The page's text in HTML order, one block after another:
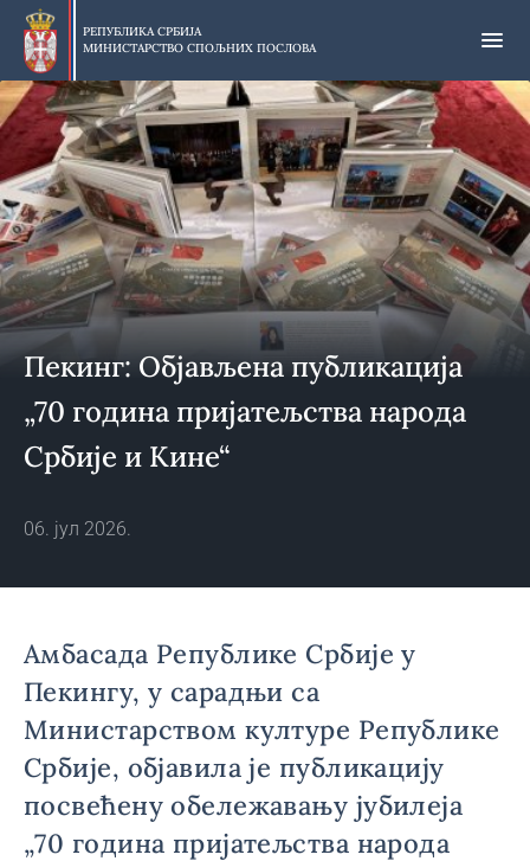
Прескочи
главни
део
садржаја
РЕПУБЛИКА СРБИЈА
МИНИСТАРСТВО СПОЉНИХ ПОСЛОВА
Пекинг: Објављена публикација
„70 година пријатељства народа
Србије и Кине“
06. јул 2026.
Амбасада Републике Србије у
Пекингу, у сарадњи са
Министарством културе Републике
Србије, објавила је публикацију
посвећену обележавању јубилеја
„70 година пријатељства народа